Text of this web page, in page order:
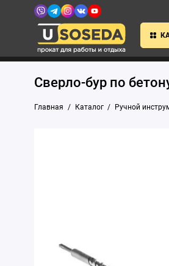
Сверло-бур по
Главная Каталог Ручной